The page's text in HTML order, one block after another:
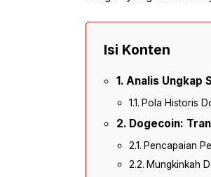
Isi Konten
Analis Ungkap
Pola Historis
Dogecoin:
Pencapaian
Mungkinkah